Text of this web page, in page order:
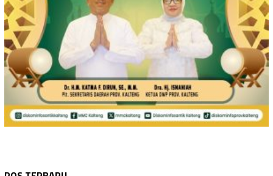
Bupati Barito Utara Hadiri Rakor Desa se…